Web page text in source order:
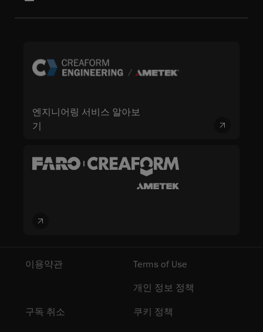
엔지니어링 서비스 알아보
기
이용약관
Terms of Use
개인 정보 정책
구독 취소 쿠키 정책